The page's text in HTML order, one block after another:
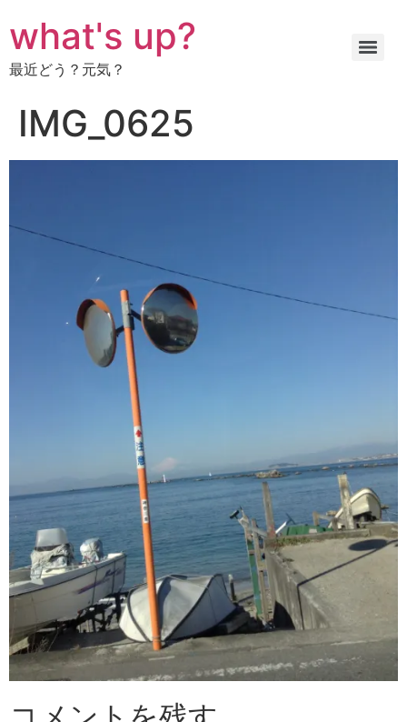
ン
ン
キ
what's up?
最近どう？元気？
IMG_0625